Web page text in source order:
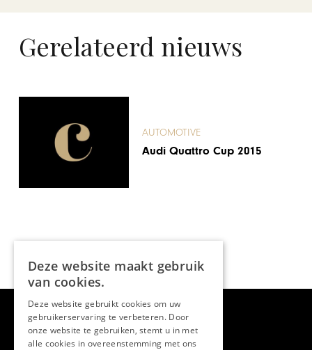
Gerelateerd nieuws
met een HANOS-
Deze website maakt gebruik
van cookies.
Deze website gebruikt cookies om uw
gebruikerservaring te verbeteren. Door
onze website te gebruiken, stemt u in met
alle cookies in overeenstemming met ons